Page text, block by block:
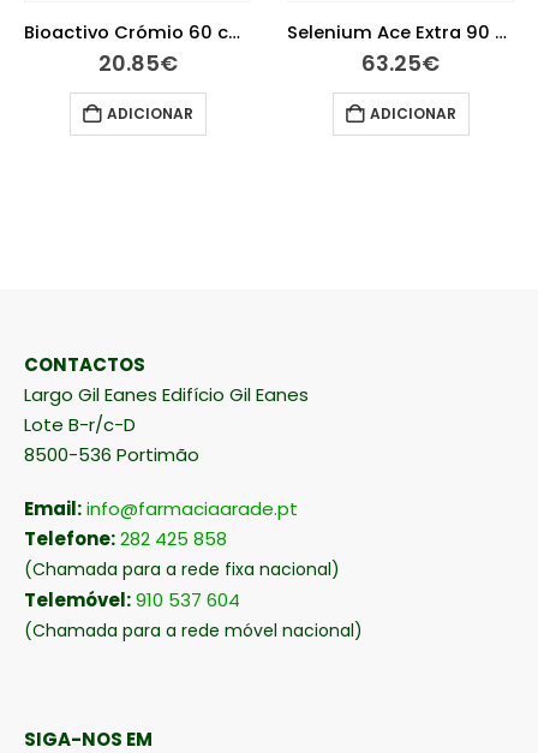
Bioactivo Crómio 60 comprimidos
20.85€
ADICIONAR
Selenium Ace Extra 90 comprimidos
63.25€
ADICIONAR
CONTACTOS
Largo Gil Eanes Edifício Gil Eanes
Lote B-r/c-D
8500-536 Portimão
Email:info@farmaciaarade.pt
Telefone:282 425 858
(Chamada para a rede fixa nacional)
Telemóvel:910 537 604
(Chamada para a rede móvel nacional)
SIGA-NOS EM